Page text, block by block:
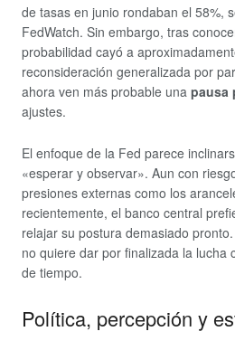
de tasas en junio rondaban el 58%,
FedWatch. Sin embargo, tras
probabilidad cayó a
reconsideración generalizada por
ahora ven más probable una pausa
ajustes.
El enfoque de la Fed parece
«esperar y observar». Aun con
presiones externas como los
recientemente, el banco central
relajar su postura demasiado
no quiere dar por finalizada la lucha
de tiempo.
Política, percepción y